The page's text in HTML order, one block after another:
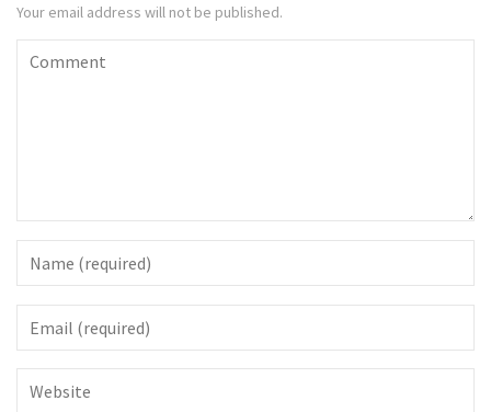
Your email address will not be published.